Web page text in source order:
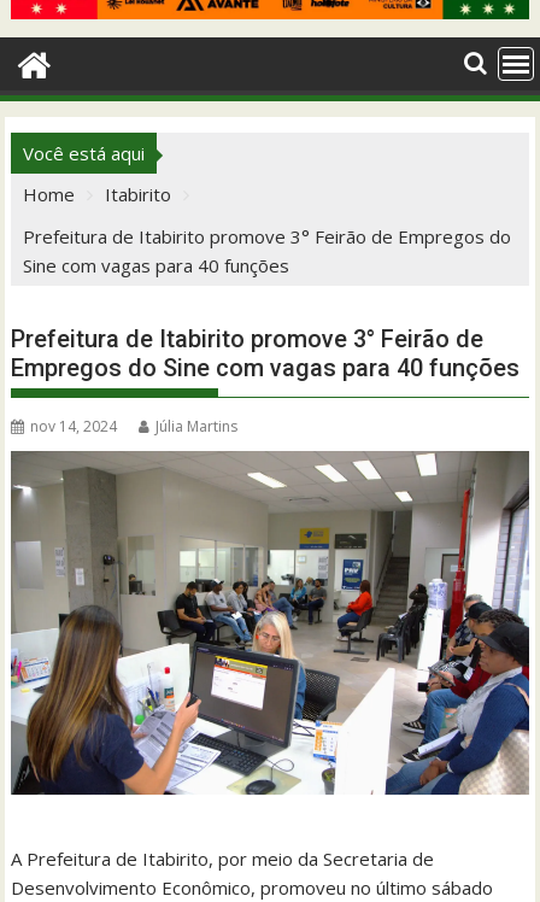
Você está aqui
Home
Itabirito
Prefeitura de Itabirito promove 3° Feirão de Empregos do
Sine com vagas para 40 funções
Prefeitura de Itabirito promove 3° Feirão de
Empregos do Sine com vagas para 40 funções
nov 14, 2024 Júlia Martins
A Prefeitura de Itabirito, por meio da Secretaria de
Desenvolvimento Econômico, promoveu no último sábado